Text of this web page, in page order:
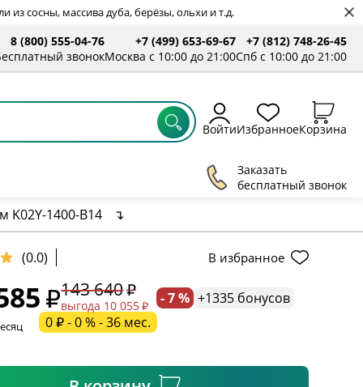
сосны, массива дуба, берёзы, ольхи и т.д.
8 (800) 555-04-76
звонок
+7 (499) 653-69-67
Москва с 10:00 до 21:00
+7 (812) 748-26-45
Спб с 10:00 до 21:00
ВойтиИзбранноеКорзина
Заказать
бесплатный звонок
1400-B14 ↴
(0.0) В избранное
143 640
выгода 10 055 - 7 % +1335 бонусов
0 ₽ - 0 % - 36 мес.
поле